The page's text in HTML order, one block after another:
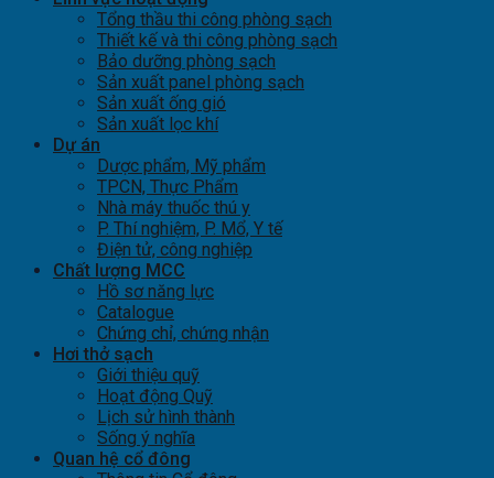
Tổng thầu thi công phòng sạch
Thiết kế và thi công phòng sạch
Bảo dưỡng phòng sạch
Sản xuất panel phòng sạch
Sản xuất ống gió
Sản xuất lọc khí
Dự án
Dược phẩm, Mỹ phẩm
TPCN, Thực Phẩm
Nhà máy thuốc thú y
P. Thí nghiệm, P. Mổ, Y tế
Điện tử, công nghiệp
Chất lượng MCC
Hồ sơ năng lực
Catalogue
Chứng chỉ, chứng nhận
Hơi thở sạch
Giới thiệu quỹ
Hoạt động Quỹ
Lịch sử hình thành
Sống ý nghĩa
Quan hệ cổ đông